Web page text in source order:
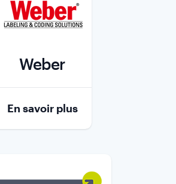
Weber
Role
En savoir plus